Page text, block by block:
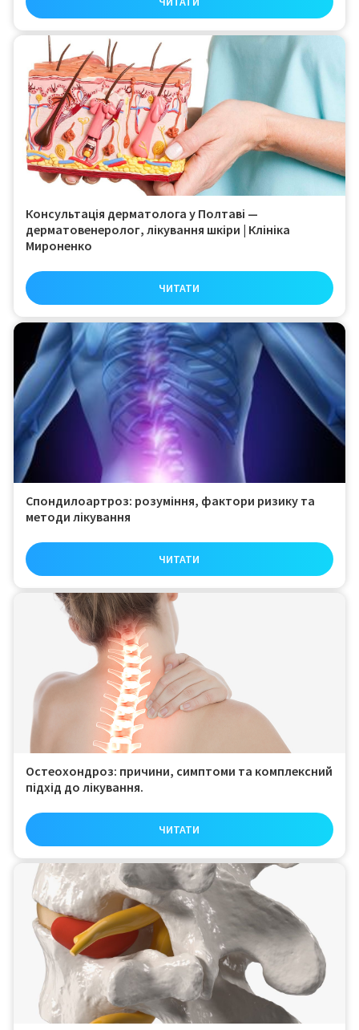
Консультація дерматолога у Полтаві —
дерматовенеролог, лікування шкіри | Клініка
Мироненко
ЧИТАТИ
Спондилоартроз: розуміння, фактори ризику та
методи лікування
ЧИТАТИ
Остеохондроз: причини, симптоми та комплексний
підхід до лікування.
ЧИТАТИ